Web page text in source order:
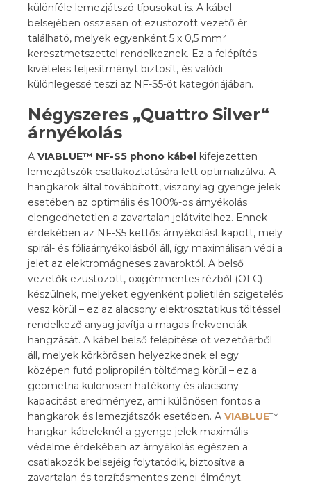
különféle lemezjátszó típusokat is. A kábel
belsejében összesen öt ezüstözött vezető ér
található, melyek egyenként 5 x 0,5 mm²
keresztmetszettel rendelkeznek. Ez a felépítés
kivételes teljesítményt biztosít, és valódi
különlegessé teszi az NF-S5-öt kategóriájában.
Négyszeres „Quattro Silver“
árnyékolás
A VIABLUE™ NF-S5 phono kábel kifejezetten
lemezjátszók csatlakoztatására lett optimalizálva. A
hangkarok által továbbított, viszonylag gyenge jelek
esetében az optimális és 100%-os árnyékolás
elengedhetetlen a zavartalan jelátvitelhez. Ennek
érdekében az NF-S5 kettős árnyékolást kapott, mely
spirál- és fóliaárnyékolásból áll, így maximálisan védi a
jelet az elektromágneses zavaroktól. A belső
vezetők ezüstözött, oxigénmentes rézből (OFC)
készülnek, melyeket egyenként polietilén szigetelés
vesz körül – ez az alacsony elektrosztatikus töltéssel
rendelkező anyag javítja a magas frekvenciák
hangzását. A kábel belső felépítése öt vezetőérből
áll, melyek körkörösen helyezkednek el egy
középen futó polipropilén töltőmag körül – ez a
geometria különösen hatékony és alacsony
kapacitást eredményez, ami különösen fontos a
hangkarok és lemezjátszók esetében. A VIABLUE™
hangkar-kábeleknél a gyenge jelek maximális
védelme érdekében az árnyékolás egészen a
csatlakozók belsejéig folytatódik, biztosítva a
zavartalan és torzításmentes zenei élményt.